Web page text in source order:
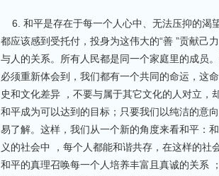
6. 和平是存在于每一个人心中、无法压抑的渴
都应该感到受托付，投身为这伟大的“善 ”贡献己
与人的关系。所有人民都是同一个家庭里的成员
必须重新体会到，我们都有一个共同的命运，这
史和文化差异 ，不要与属于其它文化的人对立，
和平成为可以达到的目标；只要我们以纯洁的意
易了解。这样，我们从一个新的角度来看和平：
义的社会中 ，每个人都能和谐共存，在这样的社
和平的真理召唤每一个人培养丰富且真诚的关系